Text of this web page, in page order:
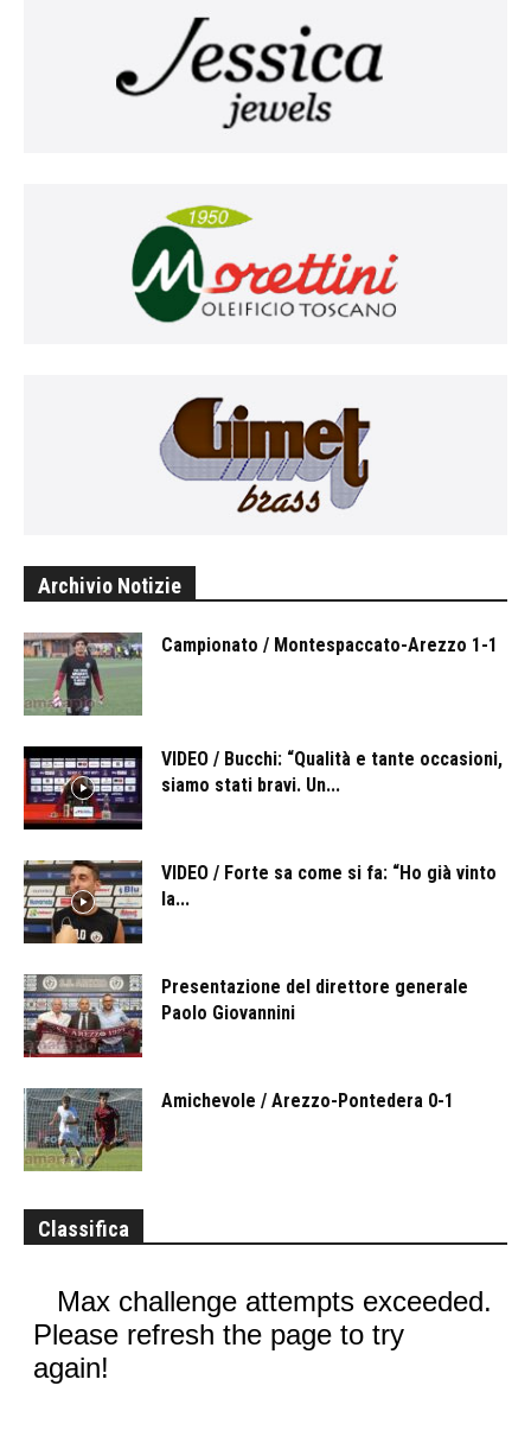
Archivio Notizie
Campionato / Montespaccato-Arezzo 1-1
VIDEO / Bucchi: “Qualità e tante occasioni,
siamo stati bravi. Un...
VIDEO / Forte sa come si fa: “Ho già vinto
la...
Presentazione del direttore generale
Paolo Giovannini
Amichevole / Arezzo-Pontedera 0-1
Classifica